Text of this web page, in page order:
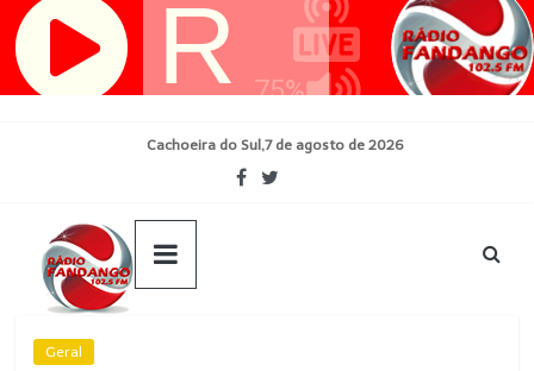
Pular
para
Cachoeira do Sul,7 de agosto de 2026
Geral